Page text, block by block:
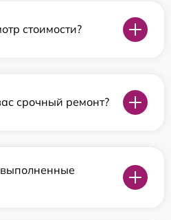
стоимости?
срочный ремонт?
выполненные